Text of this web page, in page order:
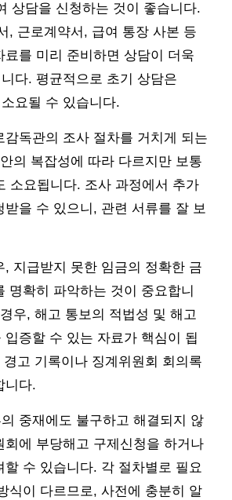
상담을 신청하는 것이 좋습니다.
, 근로계약서, 급여 통장 사본 등
료를 미리 준비하면 상담이 더욱
다. 평균적으로 초기 상담은
요될 수 있습니다.
감독관의 조사 절차를 거치게 되는
의 복잡성에 따라 다르지만 보통
소요됩니다. 조사 과정에서 추가
받을 수 있으니, 관련 서류를 잘 보
, 지급받지 못한 임금의 정확한 금
명확히 파악하는 것이 중요합니
우, 해고 통보의 적법성 및 해고
입증할 수 있는 자료가 핵심이 됩
고 기록이나 징계위원회 회의록
니다.
중재에도 불구하고 해결되지 않
회에 부당해고 구제신청을 하거나
할 수 있습니다. 각 절차별로 필요
식이 다르므로, 사전에 충분히 알